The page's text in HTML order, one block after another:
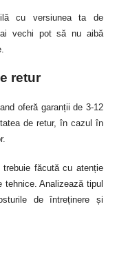
cu versiunea ta de
vechi pot să nu aibă
retur
oferă garanții de 3-12
de retur, în cazul în
trebuie făcută cu atenție
Analizează tipul
de întreținere și